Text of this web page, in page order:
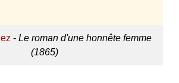
-Le roman d'une honnête femme
(1865)